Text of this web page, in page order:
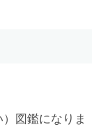
図鑑になりま